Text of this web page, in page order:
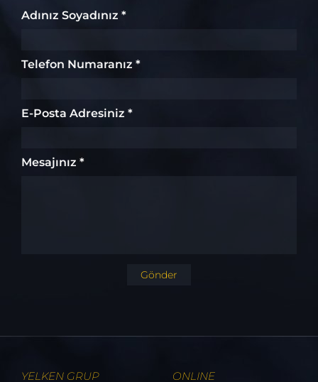
Adınız Soyadınız *
Telefon Numaranız *
E-Posta Adresiniz *
Mesajınız *
Gönder
YELKEN GRUP
ONLINE